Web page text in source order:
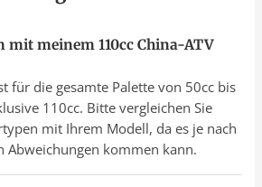
mit meinem 110cc China-ATV
für die gesamte Palette von 50cc bis
110cc. Bitte vergleichen Sie
mit Ihrem Modell, da es je nach
Abweichungen kommen kann.